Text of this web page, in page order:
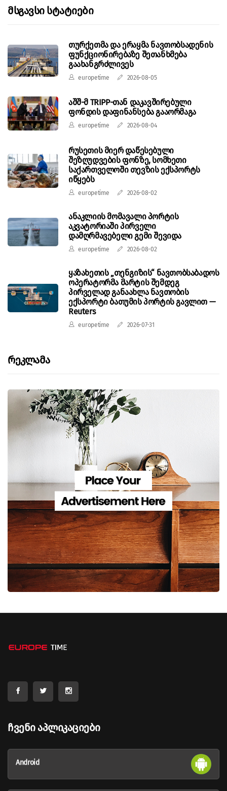
Მსგავსი Სტატიები
თურქეთმა და ერაყმა ნავთობსადენის
ფუნქციონირებაზე შეთანხმება
გაახანგრძლივეს
europetime 2026-08-05
აშშ-მ TRIPP-თან დაკავშირებული
ფონდის დაფინანსება გააორმაგა
europetime 2026-08-04
რუსეთის მიერ დაწესებული
შეზღუდვების ფონზე, სომხეთი
საქართველოში თევზის ექსპორტს
იწყებს
europetime 2026-08-02
ანაკლიის მომავალი პორტის
აკვატორიაში პირველი
დამღრმავებელი გემი შევიდა
europetime 2026-08-02
ყაზახეთის „თენგიზის“ ნავთობსაბადოს
ოპერატორმა მარტის შემდეგ
პირველად განაახლა ნავთობის
ექსპორტი ბათუმის პორტის გავლით —
Reuters
europetime 2026-07-31
Რეკლამა
Ჩვენი Აპლიკაციები
Android